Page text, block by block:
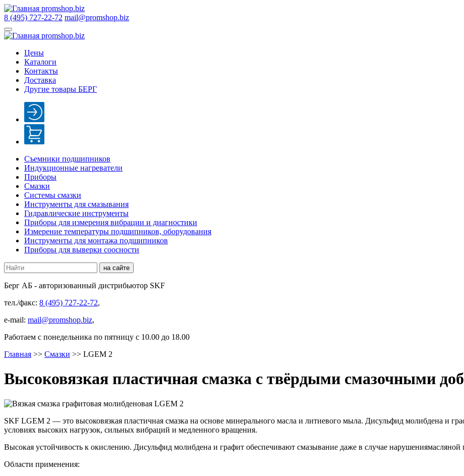
8 (495) 727-22-72 mail@promshop.biz
Цены
Каталоги
Контакты
Доставка
Другие товары БЕРГ
Съемники подшипников
Индукционные нагреватели
Приборы
Смазки
Системы смазки
Инструменты для смазывания
Гидравлические инструменты
Приборы для измерения вибрации и диагностики
Измерение температуры подшипников, оборудования
Инструменты для монтажа подшипников
Приборы для выверки соосности
Берг АБ - авторизованный дистрибьютор SKF
тел./факс: 8 (495) 727-22-72,
e-mail: mail@promshop.biz,
Работаем c понедельника по пятницу с 10.00 до 18.00
Главная >> Смазки >> LGEM 2
Высоковязкая пластичная смазка с твёрдыми смазочными
SKF LGEM 2 — это высоковязкая пластичная смазка на основе минерального масла и литиевого мыла. Дисульфид молибдена и
условиях высоких нагрузок, сильных вибраций и медленного вращения.
Высокая устойчивость к окислению. Дисульфид молибдена и графит обеспечивают смазывание даже в случае нарушениямасляной
Области применения: